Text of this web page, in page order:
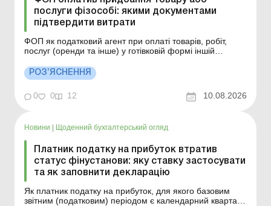
послуги фізособі: якими документами
підтвердити витрати
ФОП як податковий агент при оплаті товарів, робіт,
послуг (оренди та інше) у готівковій формі іншій
що не зареєстрована як самозайнята особа, може
підтвердити понесені витрати договорами та актами
закупки (виконаних робіт, наданих послуг), с...
РОЗ’ЯСНЕННЯ
0 0 12 10.08.2026
Новини | Щоденний бухгалтерський огляд
Платник податку на прибуток втратив
статус фінустанови: яку ставку застосувати
та як заповнити декларацію
Як платник податку на прибуток, для якого базовим
звітним (податковим) періодом є календарний квартал,